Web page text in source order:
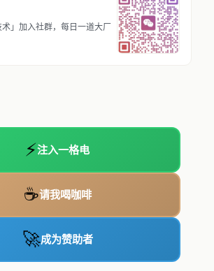
」加入社群，每日一道大厂
⚡注入一格电
☕请我喝咖啡
🚀成为赞助者